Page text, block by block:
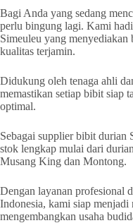
Bagi Anda yang sedang
perlu bingung lagi. Kami
Simeuleu yang menyediakan
kualitas terjamin.
Didukung oleh tenaga ahli
memastikan setiap bibit siap
optimal.
Sebagai supplier bibit durian
stok lengkap mulai dari
Musang King dan Montong.
Dengan layanan profesional
Indonesia, kami siap
mengembangkan usaha